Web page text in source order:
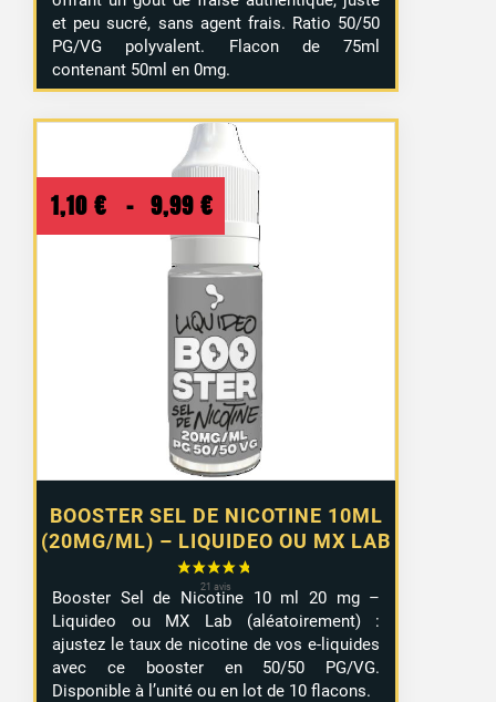
et peu sucré, sans agent frais. Ratio 50/50
PG/VG polyvalent. Flacon de 75ml
contenant 50ml en 0mg.
BOOSTER SEL DE NICOTINE 10ML
(20MG/ML) – LIQUIDEO OU MX LAB
1,10 € – 9,99 €
Plage
de
prix :
1,10 €
à
9,99 €
Booster Sel de Nicotine 10 ml 20 mg –
Liquideo ou MX Lab (aléatoirement) :
ajustez le taux de nicotine de vos e-liquides
avec ce booster en 50/50 PG/VG.
Disponible à l’unité ou en lot de 10 flacons.